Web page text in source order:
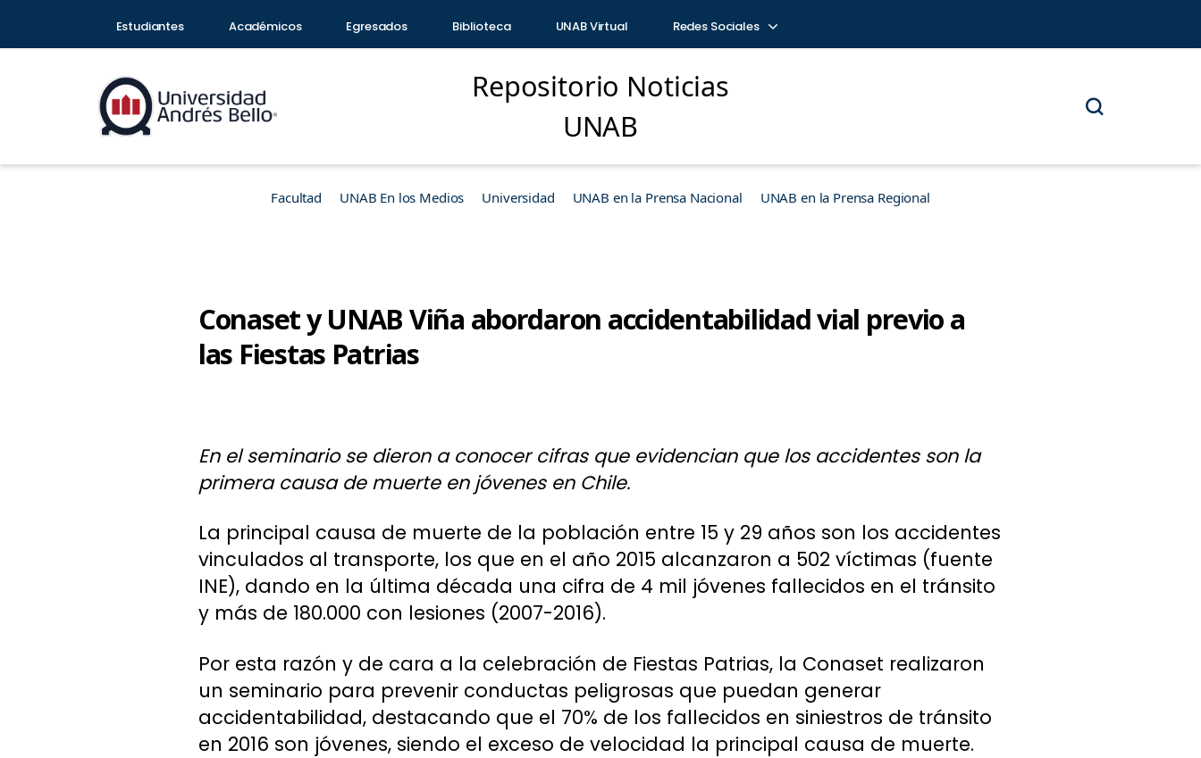
Estudiantes Académicos Egresados Biblioteca UNAB Virtual Redes Sociales
Repositorio Noticias
UNAB
Facultad UNAB En los Medios Universidad UNAB en la Prensa Nacional UNAB en la Prensa Regional
Conaset y UNAB Viña abordaron accidentabilidad vial previo a
las Fiestas Patrias
En el seminario se dieron a conocer cifras que evidencian que los accidentes son la
primera causa de muerte en jóvenes en Chile.
La principal causa de muerte de la población entre 15 y 29 años son los accidentes
vinculados al transporte, los que en el año 2015 alcanzaron a 502 víctimas (fuente
INE), dando en la última década una cifra de 4 mil jóvenes fallecidos en el tránsito
y más de 180.000 con lesiones (2007-2016).
Por esta razón y de cara a la celebración de Fiestas Patrias, la Conaset realizaron
un seminario para prevenir conductas peligrosas que puedan generar
accidentabilidad, destacando que el 70% de los fallecidos en siniestros de tránsito
en 2016 son jóvenes, siendo el exceso de velocidad la principal causa de muerte.